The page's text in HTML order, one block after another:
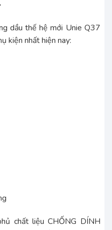
dầu thế hệ mới Unie Q37
kiện nhất hiện nay:
chất liệu CHỐNG DÍNH